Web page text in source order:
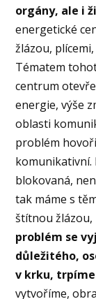
orgány, ale i
energetické
žlázou,
Tématem
centrum
energie, výše
oblasti
problém
komunikativní.
blokovaná,
tak máme s
štítnou žlázou,
problém se
důležitého,
v krku,
vytvoříme,